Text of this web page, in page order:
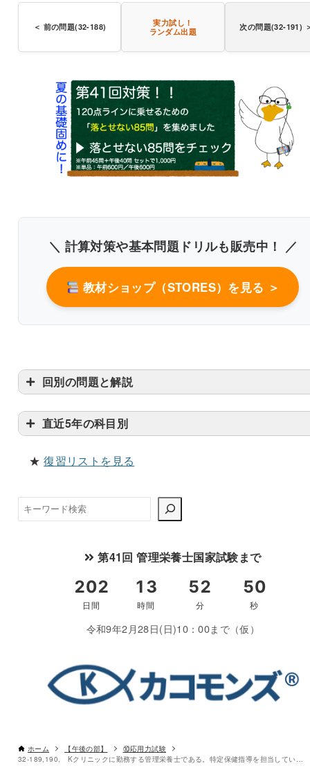
＜ 前の問題(32-188)
実力試し！
ランダム出題
次の問題(32-191)
＼ 計算対策や基本問題ドリルも販売中！ ／
教材ショップ（STORES）を見る ＞
回別の問題と解説
直近5年の科目別
★復習リストを見る
検
索
第41回 管理栄養士国家試験まで
令和9年2月28日(日)10：00まで（仮）
ホーム 【午後の部】
⑩応用力試験